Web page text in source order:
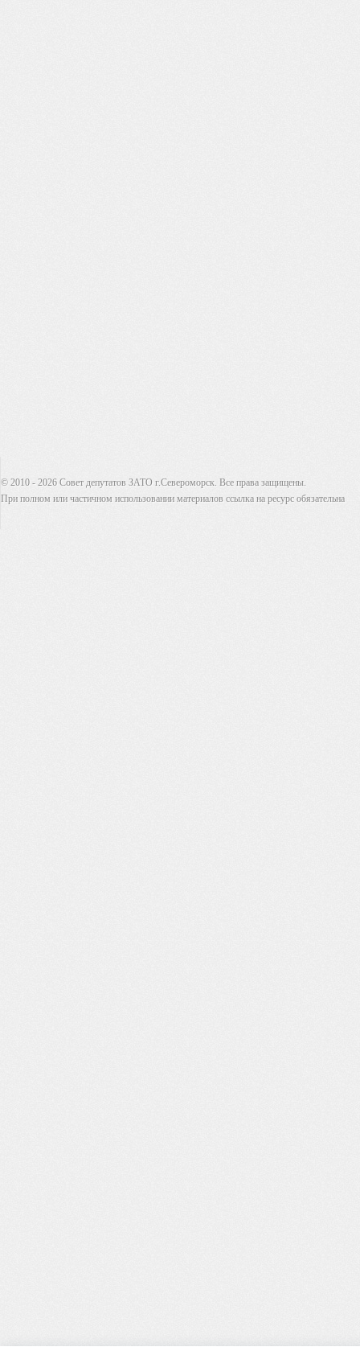
© 2010 - 2026 Совет депутатов ЗАТО г.Североморск. Все права защищены.
При полном или частичном использовании материалов ссылка на ресурс обязательна